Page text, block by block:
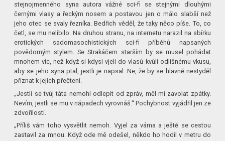
stejnojmenného syna autora vážné sci-fi se stejnými dlouhými
černými vlasy a řeckým nosem a postavou jen o málo slabší než
jeho otec se svaly řezníka. Bedřich věděl, že taky něco píše. To, co
četl, se mu nelíbilo. Na druhou stranu, na internetu narazil na sbírku
erotických sadomasochistických sci-fi příběhů napsaných
povědomým stylem. Se Strakáčem starším by se musel pohádat
mnohem víc, než když si kdysi vjeli do vlasů kvůli odlišnému vkusu,
aby se jeho syna ptal, jestli je napsal. Ne, že by se hlavně nestyděl
přiznat k jejich přečtení.
„Jestli se tvůj táta nemohl odlepit od zpráv, měl mi zavolat zpátky.
Nevím, jestli se mu v nápadech vyrovnáš.“ Pochybnost vyjádřil jen ze
zdvořilosti.
„Příliš vám toho vysvětlit nemoh. Vyjel za váma a ještě se cestou
zastavil za mnou. Když ode mě odešel, někdo ho hodil v metru do